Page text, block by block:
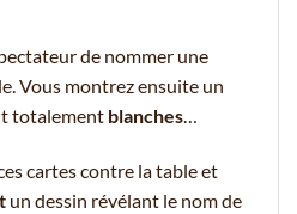
de nommer une
Vous montrez ensuite un
totalement blanches…
cartes contre la table et
un dessin révélant le nom de